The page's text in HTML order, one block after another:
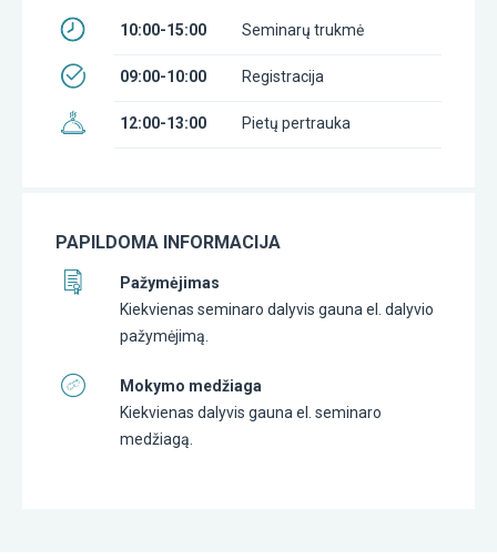
10:00-15:00 Seminarų trukmė
09:00-10:00 Registracija
12:00-13:00 Pietų pertrauka
PAPILDOMA INFORMACIJA
Pažymėjimas
Kiekvienas seminaro dalyvis gauna el. dalyvio
pažymėjimą.
Mokymo medžiaga
Kiekvienas dalyvis gauna el. seminaro
medžiagą.